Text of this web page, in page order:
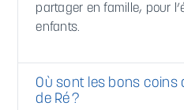
partager en famille, pour
enfants.
Où sont les bons coins
de Ré ?